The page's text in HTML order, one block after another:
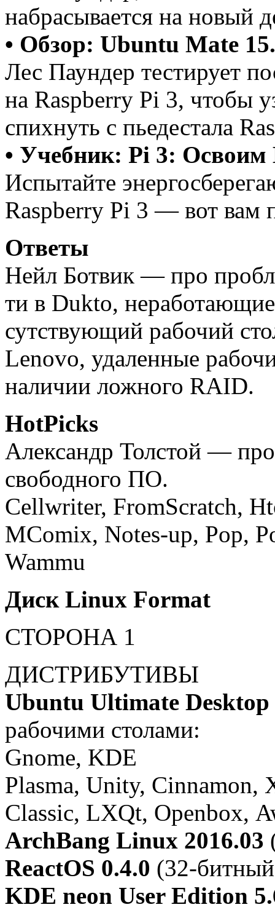
набрасывается на новый
• Обзор: Ubuntu Mate
Лес Паундер тестирует
на Raspberry Pi 3, чтобы
спихнуть с пьедестала
• Учебник: Pi 3: Освоим
Испытайте
Raspberry Pi 3 — вот вам
Ответы
Нейл Ботвик — про
ти в Dukto,
сут­ст­вую­щий ра­бо­чий
Lenovo, уда­лен­ные
наличии ложного RAID.
HotPicks
Александр Толстой —
свободного ПО.
Cellwriter, FromScratch,
MComix, Notes-up, Pop,
Wammu
Диск Linux Format
СТОРОНА 1
ДИСТРИБУТИВЫ
Ubuntu Ultimate Desktop
рабочими столами:
Gnome, KDE
Plasma, Unity, Cinnamon,
Classic, LXQt, Openbox,
ArchBang Linux 2016.03
ReactOS 0.4.0 (32-
KDE neon User Edition